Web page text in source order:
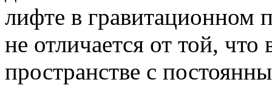
лифте в гравитационном
не отличается от той,
пространстве с